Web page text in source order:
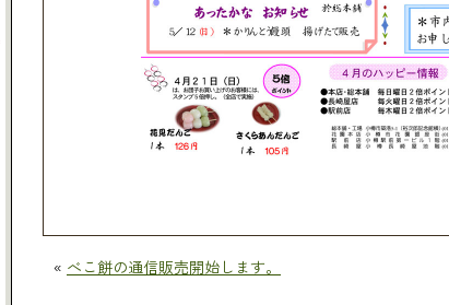
« べこ餅の通信販売開始します。